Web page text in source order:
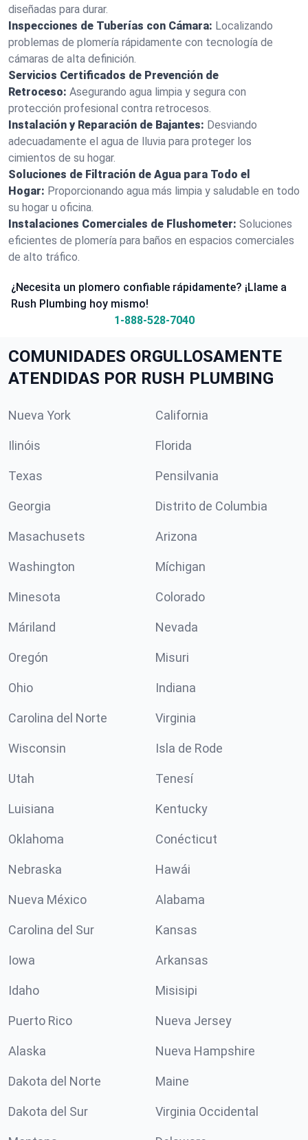
diseñadas para durar.
Inspecciones de Tuberías con Cámara: Localizando
problemas de plomería rápidamente con tecnología de
cámaras de alta definición.
Servicios Certificados de Prevención de
Retroceso: Asegurando agua limpia y segura con
protección profesional contra retrocesos.
Instalación y Reparación de Bajantes: Desviando
adecuadamente el agua de lluvia para proteger los
cimientos de su hogar.
Soluciones de Filtración de Agua para Todo el
Hogar: Proporcionando agua más limpia y saludable en todo
su hogar u oficina.
Instalaciones Comerciales de Flushometer: Soluciones
eficientes de plomería para baños en espacios comerciales
de alto tráfico.
¿Necesita un plomero confiable rápidamente? ¡Llame a
Rush Plumbing hoy mismo!
1-888-528-7040
COMUNIDADES ORGULLOSAMENTE
ATENDIDAS POR RUSH PLUMBING
Nueva York California
Ilinóis Florida
Texas Pensilvania
Georgia Distrito de Columbia
Masachusets Arizona
Washington Míchigan
Minesota Colorado
Máriland Nevada
Oregón Misuri
Ohio Indiana
Carolina del Norte Virginia
Wisconsin Isla de Rode
Utah Tenesí
Luisiana Kentucky
Oklahoma Conécticut
Nebraska Hawái
Nueva México Alabama
Carolina del Sur Kansas
Iowa Arkansas
Idaho Misisipi
Puerto Rico Nueva Jersey
Alaska Nueva Hampshire
Dakota del Norte Maine
Dakota del Sur Virginia Occidental